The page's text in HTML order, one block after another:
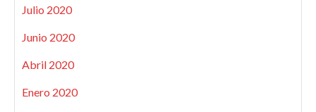
Julio 2020
Junio 2020
Abril 2020
Enero 2020